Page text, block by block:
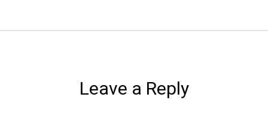
Leave a Reply